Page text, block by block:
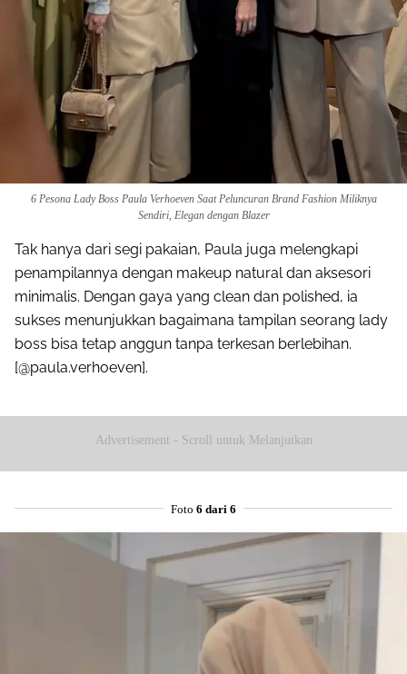
6 Pesona Lady Boss Paula Verhoeven Saat Peluncuran Brand Fashion Miliknya
Sendiri, Elegan dengan Blazer
Tak hanya dari segi pakaian, Paula juga melengkapi
penampilannya dengan makeup natural dan aksesori
minimalis. Dengan gaya yang clean dan polished, ia
sukses menunjukkan bagaimana tampilan seorang lady
boss bisa tetap anggun tanpa terkesan berlebihan.
[@paula.verhoeven].
Advertisement - Scroll untuk Melanjutkan
Foto 6 dari 6